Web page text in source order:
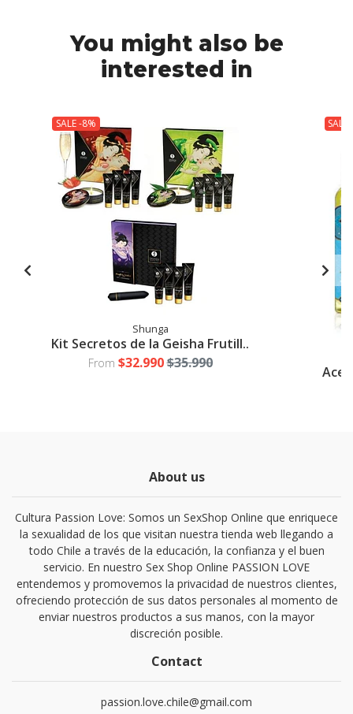
You might also be
interested in
SALE -8%
Shunga
Kit Secretos de la Geisha Frutill..
From $32.990$35.990
About us
Cultura Passion Love: Somos un SexShop Online que enriquece
la sexualidad de los que visitan nuestra tienda web llegando a
todo Chile a través de la educación, la confianza y el buen
servicio. En nuestro Sex Shop Online PASSION LOVE
entendemos y promovemos la privacidad de nuestros clientes,
ofreciendo protección de sus datos personales al momento de
enviar nuestros productos a sus manos, con la mayor
discreción posible.
Contact
passion.love.chile@gmail.com